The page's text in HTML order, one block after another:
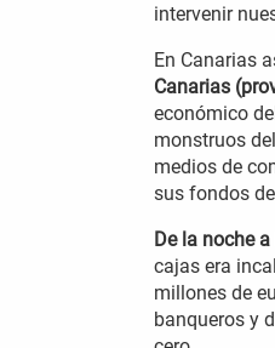
intervenir
En Canarias
Canarias
económico
monstruos
medios de
sus fondos
De la noche
cajas era
millones de
banqueros y